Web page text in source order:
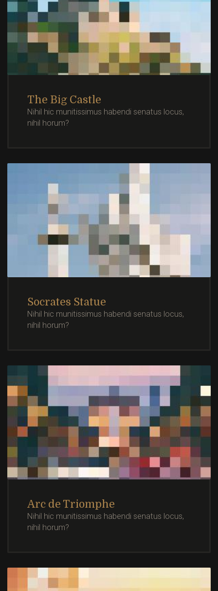
The Big Castle
Nihil hic munitissimus habendi senatus locus,
nihil horum?
Socrates Statue
Nihil hic munitissimus habendi senatus locus,
nihil horum?
Arc de Triomphe
Nihil hic munitissimus habendi senatus locus,
nihil horum?